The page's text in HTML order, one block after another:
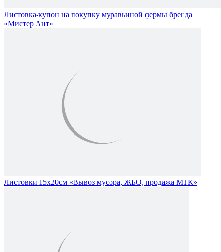
Листовка-купон на покупку муравьиной фермы бренда
«Мистер Ант»
Листовки 15х20см «Вывоз мусора, ЖБО, продажа МТК»